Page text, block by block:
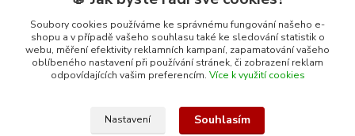
+420 608 400 554
(Po-Pá, 8-15 hod.)
ekohas@ekohas.cz
Soubory cookies používáme ke správnému fungování našeho e-
shopu a v případě vašeho souhlasu také ke sledování statistik o
webu, měření efektivity reklamních kampaní, zapamatování vašeho
oblíbeného nastavení při používání stránek, či zobrazení reklam
odpovídajících vašim preferencím. Více k využití cookies
Nastavení Souhlasím